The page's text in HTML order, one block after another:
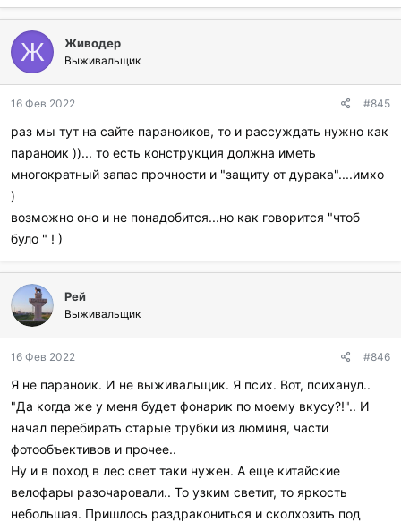
Ж Живодер
Выживальщик
16 Фев 2022 #845
раз мы тут на сайте параноиков, то и рассуждать нужно как
параноик ))... то есть конструкция должна иметь
многократный запас прочности и "защиту от дурака"....имхо
)
возможно оно и не понадобится...но как говорится "чтоб
було " ! )
Рей
Выживальщик
16 Фев 2022 #846
Я не параноик. И не выживальщик. Я псих. Вот, психанул..
"Да когда же у меня будет фонарик по моему вкусу?!".. И
начал перебирать старые трубки из люминя, части
фотообъективов и прочее..
Ну и в поход в лес свет таки нужен. А еще китайские
велофары разочаровали.. То узким светит, то яркость
небольшая. Пришлось раздракониться и сколхозить под